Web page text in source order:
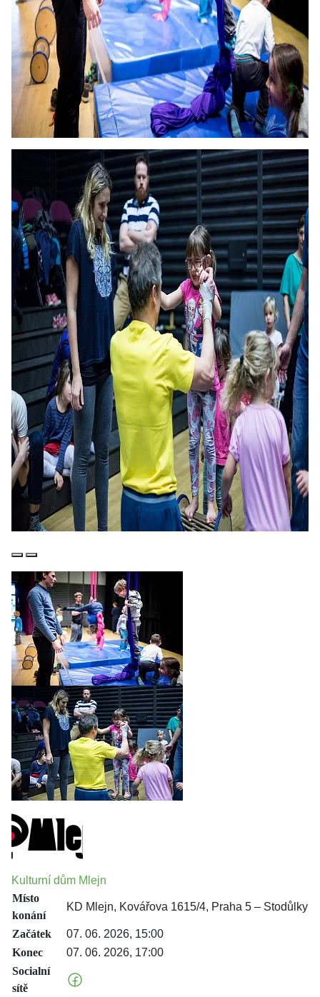
Kulturní dům Mlejn
Místo
konání
KD Mlejn, Kovářova 1615/4, Praha 5 – Stodůlky
Začátek
07. 06. 2026, 15:00
Konec
07. 06. 2026, 17:00
Socialní
sítě